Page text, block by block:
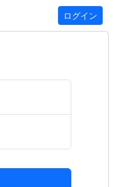
ログイン